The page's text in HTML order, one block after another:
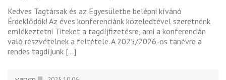
Kedves Tagtársak és az Egyesületbe belépni kívánó
Érdeklődők! Az éves konferenciánk közeledtével szeretnénk
emlékeztetni Titeket a tagdíjfizetésre, ami a konferencián
való részvételnek a feltétele. A 2025/2026-os tanévre a
rendes tagdíjunk […]